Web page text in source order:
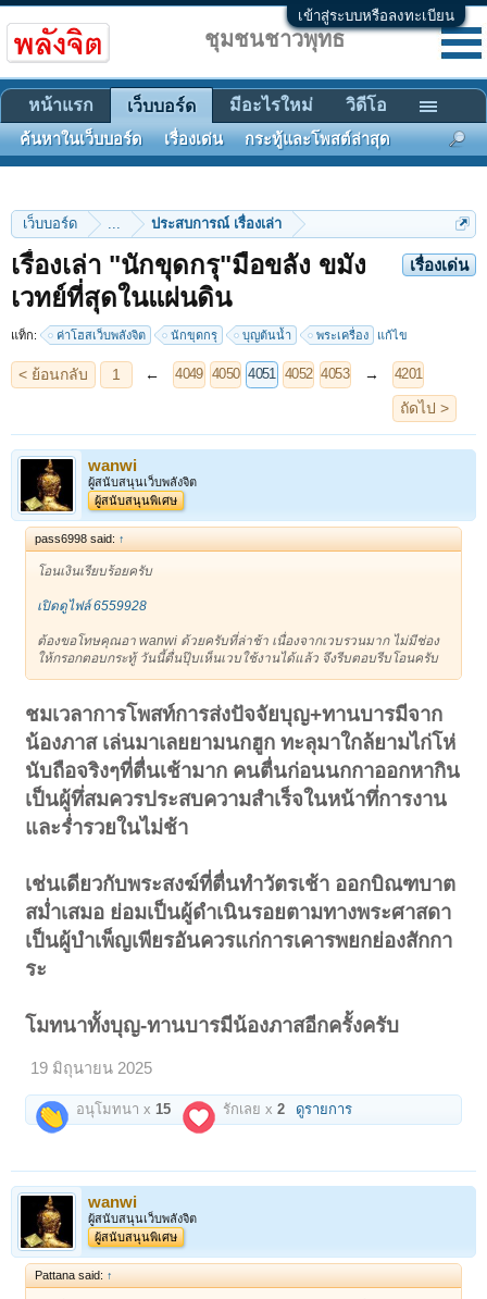
เข้าสู่ระบบหรือลงทะเบียน
เว็บบอร์ด ... ประสบการณ์ เรื่องเล่า
เรื่องเด่น
เรื่องเล่า "นักขุดกรุ"มือขลัง ขมัง
เวทย์ที่สุดในแผ่นดิน
แท็ก: ค่าโฮสเว็บพลังจิต นักขุดกรุ บุญต้นน้ำ พระเครื่อง แก้ไข
< ย้อนกลับ 1 4049 4050 4051 4052 4053 → 4201
wanwi
ผู้สนับสนุนเว็บพลังจิต
ผู้สนับสนุนพิเศษ
pass6998 said: ↑
โอนเงินเรียบร้อยครับ
เปิดดูไฟล์ 6559928
ต้องขอโทษคุณอา wanwi ด้วยครับที่ล่าช้า เนื่องจากเวบรวนมาก ไม่มีช่อง
ให้กรอกตอบกระทู้ วันนี้ตื่นปุ๊บเห็นเวบใช้งานได้แล้ว จึงรีบตอบรีบโอนครับ
ชมเวลาการโพสท์การส่งปัจจัยบุญ+ทานบารมีจาก
น้องภาส เล่นมาเลยยามนกฮูก ทะลุมาใกล้ยามไก่โห่
นับถือจริงๆที่ตื่นเช้ามาก คนตื่นก่อนนกกาออกหากิน
เป็นผู้ทึ่สมควรประสบความสำเร็จในหน้าทึ่การงาน
และร่ำรวยในไม่ช้า
เช่นเดียวกับพระสงฆ์ที่ตื่นทำวัตรเช้า ออกบิณฑบาต
สม่ำเสมอ ย่อมเป็นผู้ดำเนินรอยตามทางพระศาสดา
เป็นผู้บำเพ็ญเพียรอันควรแก่การเคารพยกย่องสักกา
ระ
โมทนาทั้งบุญ-ทานบารมีน้องภาสอีกครั้งครับ
19 มิถุนายน 2025
อนุโมทนา x 15 รักเลย x2 ดูรายการ
wanwi
ผู้สนับสนุนเว็บพลังจิต
ผู้สนับสนุนพิเศษ
Pattana said: ↑
ชุมชนชาวพุทธ
หน้าแรก เว็บบอร์ด
ค้นหาในเว็บบอร์ด เรื่องเด่น กระทู้และโพสต์ล่าสุด
มีอะไรใหม่ วิดีโอ